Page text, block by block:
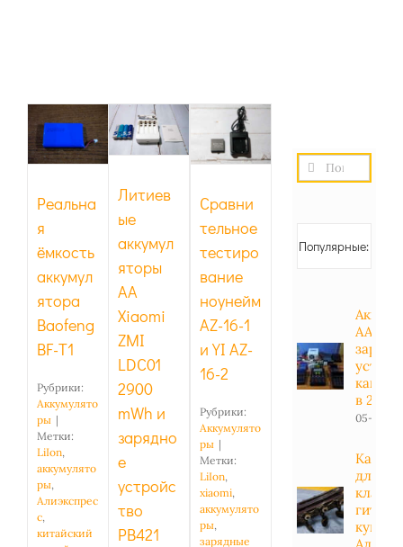
ёмкость
аккумулятора
Baofeng
Реальна
я
ёмкость
аккумул
ятора
Baofeng
BF-T1
Рубрики:
Аккумулято
ры |
Метки:
LiIon,
аккумулято
ры,
Алиэкспрес
с,
китайский
ZMI
LDC01
2900
зарядное
PB421
Литиев
ые
аккумул
яторы
AA
Xiaomi
ZMI
LDC01
2900
mWh и
зарядно
е
устройс
тво
PB421
тестирование
ноунейм
AZ-16-1 и
YI AZ-16-
Сравни
тельное
тестиро
вание
ноунейм
AZ-16-1
и YI AZ-
16-2
Рубрики:
Аккумулято
ры |
Метки:
LiIon,
xiaomi,
аккумулято
ры,
зарядные
Результат
поиска:
Популярные:
АА,
какие
в 2023
05-01-
Какие
для
гитары
купить